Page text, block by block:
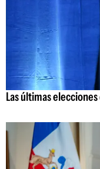
Las últimas